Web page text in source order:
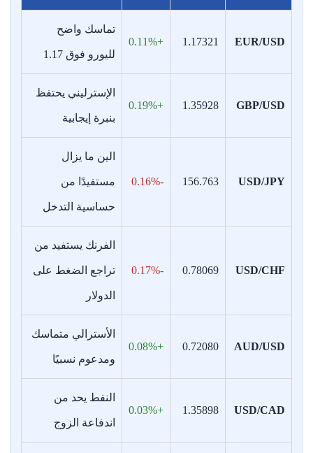
EUR/USD
1.17321
+0.11%
تماسك واضح
لليورو فوق 1.17
GBP/USD
1.35928
+0.19%
الإسترليني يحتفظ
بنبرة إيجابية
USD/JPY
156.763
-0.16%
الين ما يزال
مستفيدًا من
حساسية التدخل
USD/CHF
0.78069
-0.17%
الفرنك يستفيد من
تراجع الضغط على
الدولار
AUD/USD
0.72080
+0.08%
الأسترالي متماسك
ومدعوم نسبيًا
USD/CAD
1.35898
+0.03%
النفط يحد من
اندفاعة الزوج